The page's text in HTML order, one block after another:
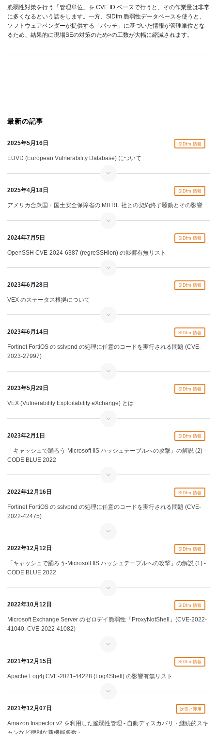
脆弱性対策を行う「管理単位」を CVE ID ベースで行うと、その作業量は非常
に多くなるという話をします。一方、SIDfm 脆弱性データベースを使うと、
ソフトウェアベンダーが提供する「パッチ」に基づいた情報が管理単位とな
るため、結果的に現場SEの対策のため>の工数が大幅に縮減されます。
最新の記事
SIDfm 情報
2025年5月16日
EUVD (European Vulnerability Database) について
SIDfm 情報
2025年4月18日
アメリカ合衆国・国土安全保障省の MITRE 社との契約終了騒動とその影響
SIDfm 情報
2024年7月5日
OpenSSH CVE-2024-6387 (regreSSHion) の影響有無リスト
SIDfm 情報
2023年6月28日
VEX のステータス根拠について
SIDfm 情報
2023年6月14日
Fortinet FortiOS の sslvpnd の処理に任意のコードを実行される問題 (CVE-
2023-27997)
SIDfm 情報
2023年5月29日
VEX (Vulnerability Exploitability eXchange) とは
SIDfm 情報
2023年2月1日
「キャッシュで踊ろう-Microsoft IIS ハッシュテーブルへの攻撃」の解説 (2) -
CODE BLUE 2022
SIDfm 情報
2022年12月16日
Fortinet FortiOS の sslvpnd の処理に任意のコードを実行される問題 (CVE-
2022-42475)
SIDfm 情報
2022年12月12日
「キャッシュで踊ろう-Microsoft IIS ハッシュテーブルへの攻撃」の解説 (1) -
CODE BLUE 2022
SIDfm 情報
2022年10月12日
Microsoft Exchange Server のゼロデイ脆弱性「ProxyNotShell」(CVE-2022-
41040, CVE-2022-41082)
SIDfm 情報
2021年12月15日
Apache Log4j CVE-2021-44228 (Log4Shell) の影響有無リスト
対策と運用
2021年12月07日
Amazon Inspector v2 を利用した脆弱性管理 - 自動ディスカバリ・継続的スキ
ャンなど便利な新機能多数 -